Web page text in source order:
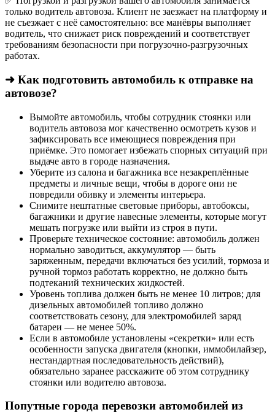
только водитель автовоза. Клиент не заезжает на платформу и
не съезжает с неё самостоятельно: все манёвры выполняет
водитель, что снижает риск повреждений и соответствует
требованиям безопасности при погрузочно-разгрузочных
работах.
➜ Как подготовить автомобиль к отправке на
автовозе?
Вымойте автомобиль, чтобы сотрудник стоянки или
водитель автовоза мог качественно осмотреть кузов и
зафиксировать все имеющиеся повреждения при
приёмке. Это помогает избежать спорных ситуаций при
выдаче авто в городе назначения.
Уберите из салона и багажника все незакреплённые
предметы и личные вещи, чтобы в дороге они не
повредили обивку и элементы интерьера.
Снимите нештатные световые приборы, автобоксы,
багажники и другие навесные элементы, которые могут
мешать погрузке или выйти из строя в пути.
Проверьте техническое состояние: автомобиль должен
нормально заводиться, аккумулятор — быть
заряженным, передачи включаться без усилий, тормоза и
ручной тормоз работать корректно, не должно быть
подтеканий технических жидкостей.
Уровень топлива должен быть не менее 10 литров; для
дизельных автомобилей топливо должно
соответствовать сезону, для электромобилей заряд
батареи — не менее 50%.
Если в автомобиле установлены «секретки» или есть
особенности запуска двигателя (кнопки, иммобилайзер,
нестандартная последовательность действий),
обязательно заранее расскажите об этом сотруднику
стоянки или водителю автовоза.
Попутные города перевозки автомобилей из